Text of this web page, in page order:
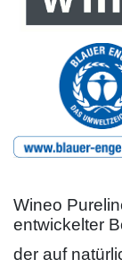
Wineo
entwickelter
der auf